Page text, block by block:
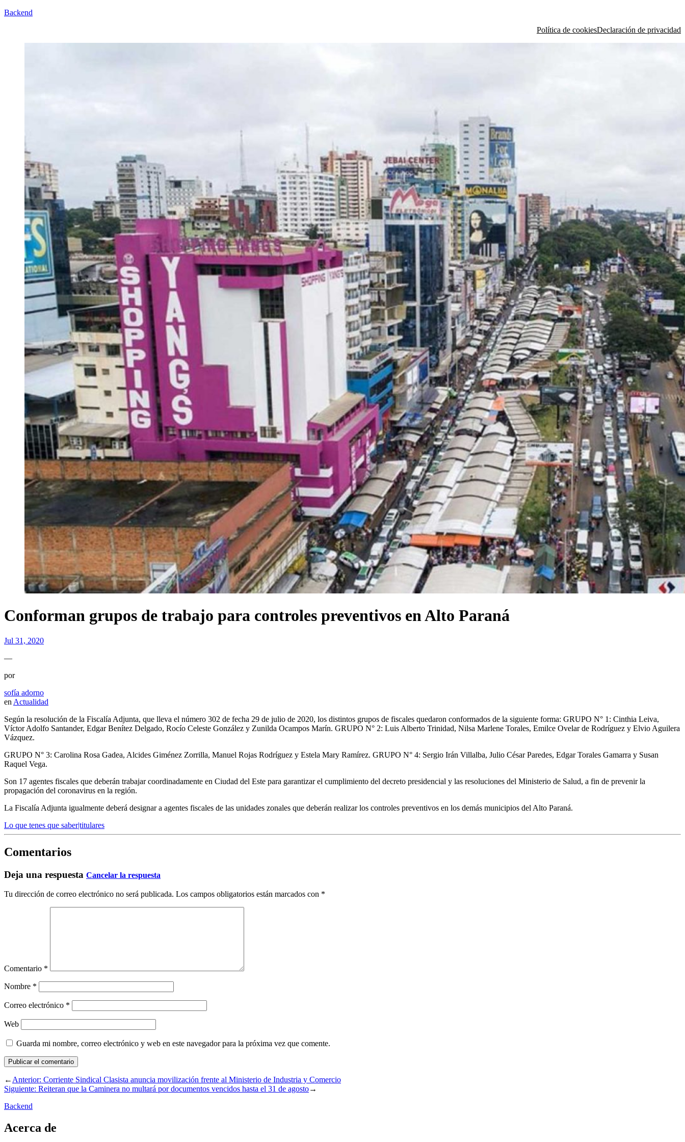
Backend
Política de cookiesDeclaración de privacidad
Conforman grupos de trabajo para controles preventivos en Alto Paraná
Jul 31, 2020
—
por
sofía adorno
en Actualidad
Según la resolución de la Fiscalía Adjunta, que lleva el número 302 de fecha 29 de julio de 2020, los distintos grupos de fiscales quedaron conformados de la siguiente forma: GRUPO N° 1: Cinthia Leiva,
Víctor Adolfo Santander, Edgar Benítez Delgado, Rocío Celeste González y Zunilda Ocampos Marín. GRUPO N° 2: Luis Alberto Trinidad, Nilsa Marlene Torales, Emilce Ovelar de Rodríguez y Elvio Aguilera
Vázquez.
GRUPO N° 3: Carolina Rosa Gadea, Alcides Giménez Zorrilla, Manuel Rojas Rodríguez y Estela Mary Ramírez. GRUPO N° 4: Sergio Irán Villalba, Julio César Paredes, Edgar Torales Gamarra y Susan
Raquel Vega.
Son 17 agentes fiscales que deberán trabajar coordinadamente en Ciudad del Este para garantizar el cumplimiento del decreto presidencial y las resoluciones del Ministerio de Salud, a fin de prevenir la
propagación del coronavirus en la región.
La Fiscalía Adjunta igualmente deberá designar a agentes fiscales de las unidades zonales que deberán realizar los controles preventivos en los demás municipios del Alto Paraná.
Lo que tenes que saber|titulares
Comentarios
Deja una respuesta Cancelar la respuesta
Tu dirección de correo electrónico no será publicada. Los campos obligatorios están marcados con *
Comentario *
Nombre *
Correo electrónico *
Web
Guarda mi nombre, correo electrónico y web en este navegador para la próxima vez que comente.
←Anterior: Corriente Sindical Clasista anuncia movilización frente al Ministerio de Industria y Comercio
Siguiente: Reiteran que la Caminera no multará por documentos vencidos hasta el 31 de agosto→
Backend
Acerca de